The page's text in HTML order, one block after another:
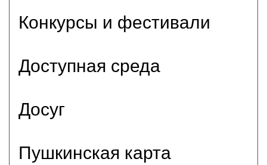
Конкурсы и фестивали
Доступная среда
Досуг
Пушкинская карта